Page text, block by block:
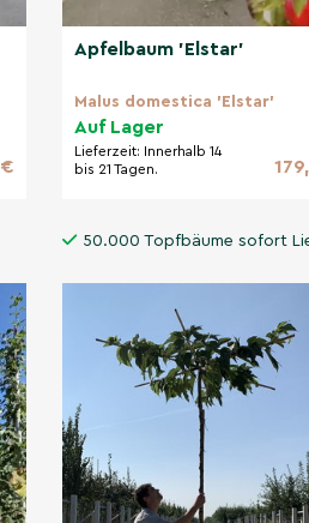
Apfelbaum 'Elstar'
Malus domestica 'Elstar'
Auf Lager
Lieferzeit: Innerhalb 14
bis 21 Tagen.
50.000 Topfbäume sofort